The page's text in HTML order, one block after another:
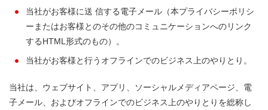
当社がお客様に送 信する電子メール（本プライバシーポリシ
ーまたはお客様とのその他のコミュニケーションへのリンク
するHTML形式のもの）。
当社がお客様と行うオフラインでのビジネス上のやりとり。
当社は、ウェブサイト、アプリ、ソーシャルメディアページ、電
子メール、およびオフラインでのビジネス上のやりとりを総称し